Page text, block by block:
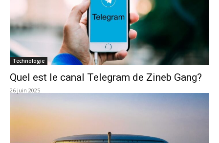
Technologie
Quel est le canal Telegram de Zineb Gang?
26 juin 2025